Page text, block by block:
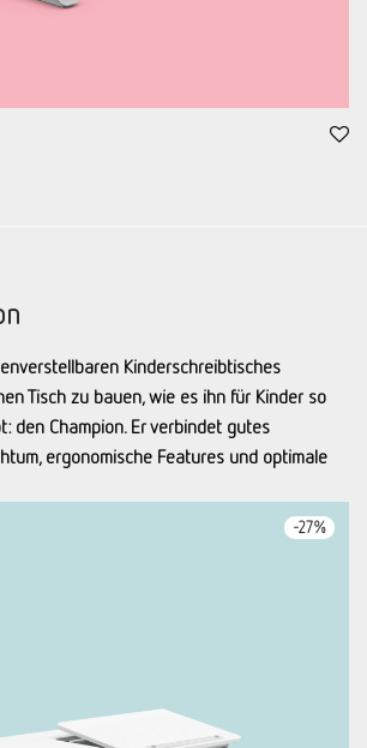
Kinderschreibtisches
Tisch zu bauen, wie es ihn für Kinder so
den Champion. Er ver­bindet gutes
ergonomische Features und optimale
-27%